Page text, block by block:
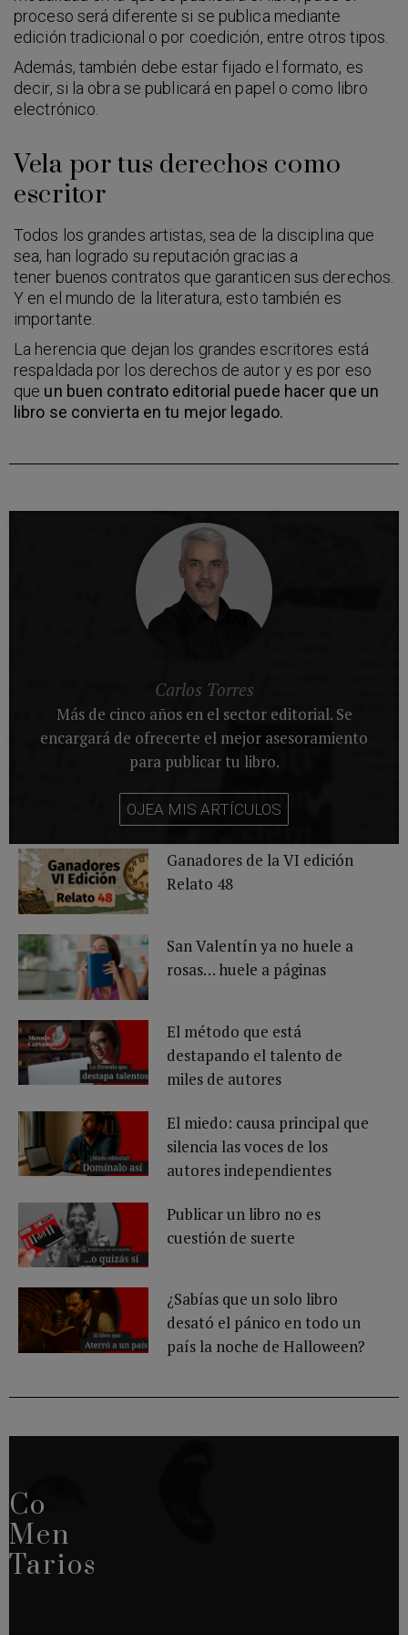
proceso será diferente si se publica mediante
edición tradicional o por coedición, entre otros tipos.
Además, también debe estar fijado el formato, es
decir, si la obra se publicará en papel o como libro
electrónico.
Vela por tus derechos como
escritor
Todos los grandes artistas, sea de la disciplina que
sea, han logrado su reputación gracias a
tener buenos contratos que garanticen sus derechos.
Y en el mundo de la literatura, esto también es
importante.
La herencia que dejan los grandes escritores está
respaldada por los derechos de autor y es por eso
que un buen contrato editorial puede hacer que un
libro se convierta en tu mejor legado.
Carlos Torres
Más de cinco años en el sector editorial. Se
encargará de ofrecerte el mejor asesoramiento
para publicar tu libro.
OJEA MIS ARTÍCULOS
Ganadores de la VI edición
Relato 48
San Valentín ya no huele a
rosas… huele a páginas
El método que está
destapando el talento de
miles de autores
El miedo: causa principal que
silencia las voces de los
autores independientes
Publicar un libro no es
cuestión de suerte
¿Sabías que un solo libro
desató el pánico en todo un
país la noche de Halloween?
Co
Men
Tarios